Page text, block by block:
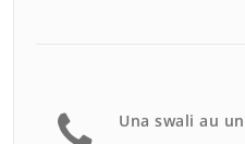
Una swali au